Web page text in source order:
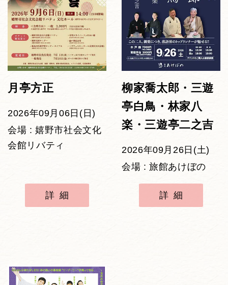
月亭方正
2026年09月06日(日)
会場 : 嬉野市社会文化
会館リバティ
詳細
柳家喬太郎・三遊
亭白鳥・林家八
楽・三遊亭二之吉
2026年09月26日(土)
会場 : 旅館あけぼの
詳細